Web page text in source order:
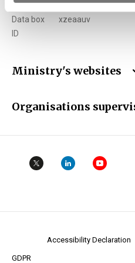
Data box
ID
xzeaauv
Ministry's websites
Organisations
Accessibility Declaration
GDPR